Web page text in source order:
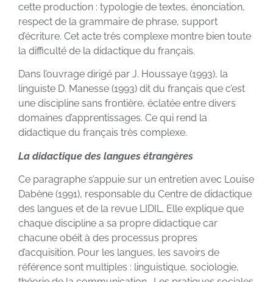
cette production : typologie de textes, énonciation,
respect de la grammaire de phrase, support
d’écriture. Cet acte très complexe montre bien toute
la difficulté de la didactique du français.
Dans l’ouvrage dirigé par J. Houssaye (1993), la
linguiste D. Manesse (1993) dit du français que c’est
une discipline sans frontière, éclatée entre divers
domaines d’apprentissages. Ce qui rend la
didactique du français très complexe.
La didactique des langues étrangères
Ce paragraphe s’appuie sur un entretien avec Louise
Dabène (1991), responsable du Centre de didactique
des langues et de la revue LIDIL. Elle explique que
chaque discipline a sa propre didactique car
chacune obéit à des processus propres
d’acquisition. Pour les langues, les savoirs de
référence sont multiples : linguistique, sociologie,